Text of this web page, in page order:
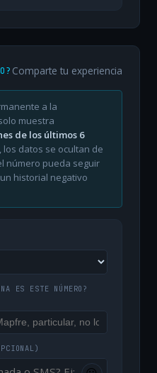
Comparte tu experiencia
a la
muestra
de los últimos 6
los datos se ocultan de
número pueda seguir
historial negativo
ES ESTE NÚMERO?